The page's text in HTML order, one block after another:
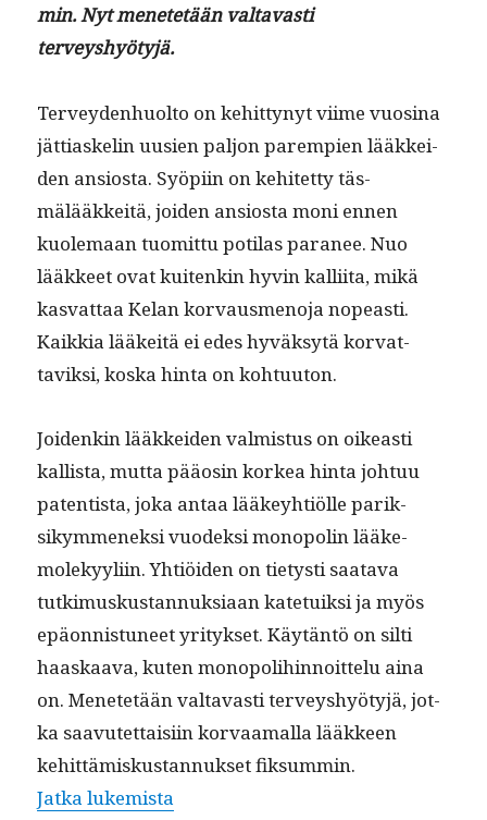
min. Nyt menetetään val­tavasti
terveyshyötyjä.
Ter­vey­den­huolto on kehit­tynyt viime vuosi­na
jät­ti­aske­lin uusien paljon parem­pi­en lääkkei­
den ansios­ta. Syöpi­in on kehitet­ty täs­
mälääkkeitä, joiden ansios­ta moni ennen
kuole­maan tuomit­tu poti­las para­nee. Nuo
lääk­keet ovat kuitenkin hyvin kalli­ita, mikä
kas­vat­taa Kelan kor­vaus­meno­ja nopeasti.
Kaikkia lääkeitä ei edes hyväksytä kor­vat­
taviksi, kos­ka hin­ta on kohtuuton.
Joidenkin lääkkei­den valmis­tus on oikeasti
kallista, mut­ta pääosin korkea hin­ta johtuu
paten­tista, joka antaa lääkey­htiölle parik­
sikymmenek­si vuodek­si monop­o­lin lääke­
molekyyli­in. Yhtiöi­den on tietysti saata­va
tutkimuskus­tan­nuk­si­aan kate­tuik­si ja myös
epäon­nis­tuneet yri­tyk­set. Käytän­tö on silti
haaskaa­va, kuten monop­o­li­hin­noit­telu aina
on. Menetetään val­tavasti ter­veyshyö­tyjä, jot­
ka saavutet­taisi­in kor­vaa­mal­la lääk­keen
kehit­tämiskus­tan­nuk­set fik­sum­min.
Jat­ka lukemista